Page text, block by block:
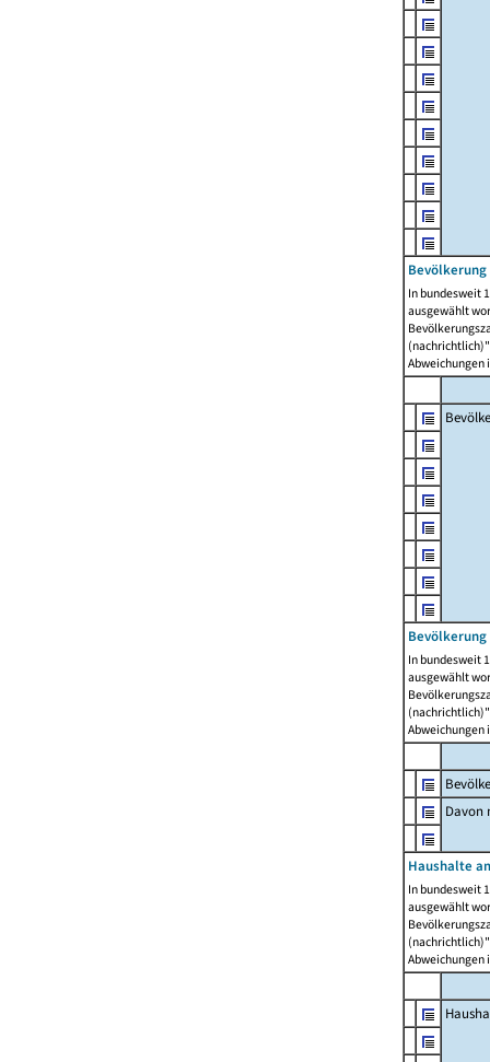
In bundesweit
ausgewählt
Abweichungen
In bundesweit
ausgewählt
Abweichungen
Davon
Haushalte
In bundesweit
ausgewählt
Abweichungen